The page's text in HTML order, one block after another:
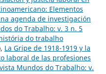
Elementos
agenda de investigación
do Trabalho: v. 3 n. 5
do trabalho
La Gripe de 1918-1919 y la
laboral de las profesiones
Mundos do Trabalho: v.